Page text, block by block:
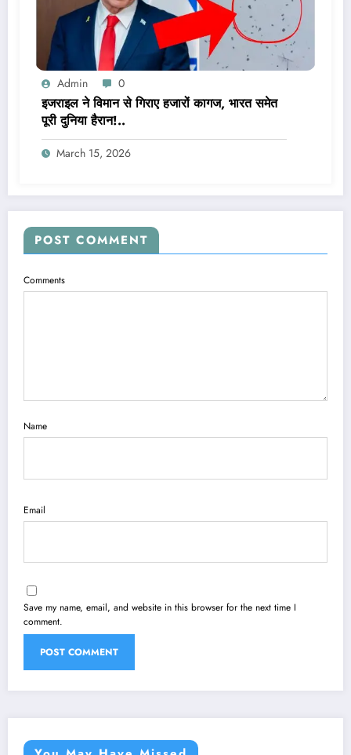
Admin 0
इजराइल ने विमान से गिराए हजारों कागज, भारत समेत
पूरी दुनिया हैरान!..
March 15, 2026
POST COMMENT
Comments
Name
Email
Save my name, email, and website in this browser for the next time I
comment.